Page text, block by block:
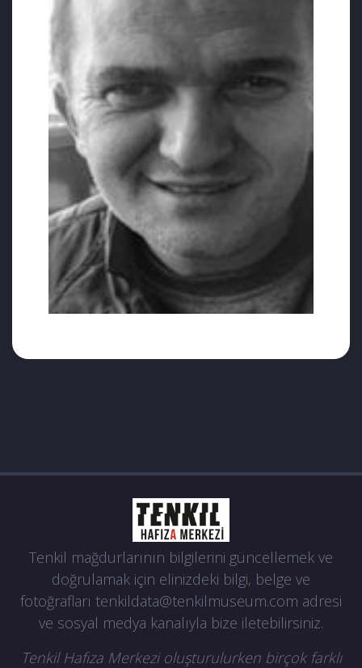
meydana geldi. Talihsiz polis memuru, freni patlayan bu
kamyonun neden olduğu iş kazasında hayatını kaybetti.
Tenkil mağdurlarının bilgilerini güncellemek ve
doğrulamak için elinizdeki bilgi, belge ve
fotoğrafları tenkildata@tenkilmuseum.com adresi
ve sosyal medya kanalıyla bize iletebilirsiniz.
Tenkil Hafıza Merkezi oluşturulurken birçok farklı